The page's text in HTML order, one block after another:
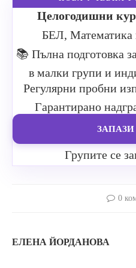
Целогодишни
БЕЛ, Математика
📚 Пълна подготовка
в малки групи и
Регулярни пробни
Гарантирано
Групите се
0
ЕЛЕНА ЙОРДАНОВА